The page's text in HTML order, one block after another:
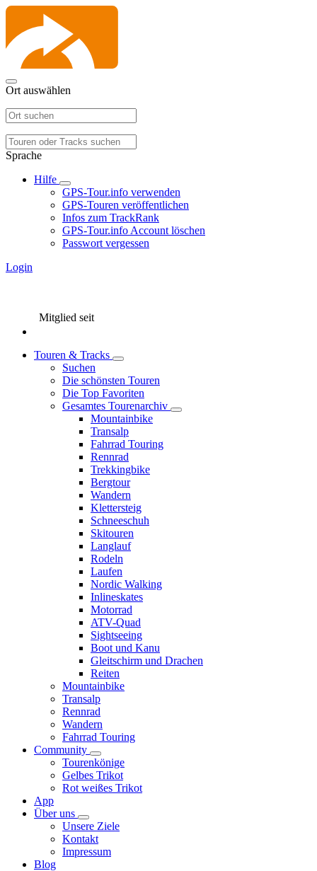
Ort auswählen
Sprache
Hilfe
GPS-Tour.info verwenden
GPS-Touren veröffentlichen
Infos zum TrackRank
GPS-Tour.info Account löschen
Passwort vergessen
Login
Mitglied seit
Touren & Tracks
Suchen
Die schönsten Touren
Die Top Favoriten
Gesamtes Tourenarchiv
Mountainbike
Transalp
Fahrrad Touring
Rennrad
Trekkingbike
Bergtour
Wandern
Klettersteig
Schneeschuh
Skitouren
Langlauf
Rodeln
Laufen
Nordic Walking
Inlineskates
Motorrad
ATV-Quad
Sightseeing
Boot und Kanu
Gleitschirm und Drachen
Reiten
Mountainbike
Transalp
Rennrad
Wandern
Fahrrad Touring
Community
Tourenkönige
Gelbes Trikot
Rot weißes Trikot
App
Über uns
Unsere Ziele
Kontakt
Impressum
Blog